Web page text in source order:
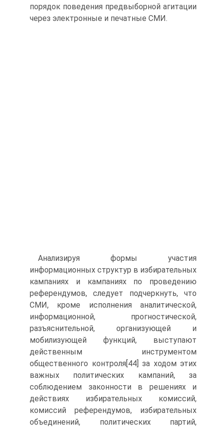
порядок поведения предвыборной агитации
через электронные и печатные СМИ.
Анализируя формы участия
информационных структур в избирательных
кампаниях и кампаниях по проведению
референдумов, следует подчеркнуть, что
СМИ, кроме исполнения аналитической,
информационной, прогностической,
разъяснительной, организующей и
мобилизующей функций, выступают
действенным инструментом
общественного контроля[44] за ходом этих
важных политических кампаний, за
соблюдением законности в решениях и
действиях избирательных комиссий,
комиссий референдумов, избирательных
объединений, политических партий,